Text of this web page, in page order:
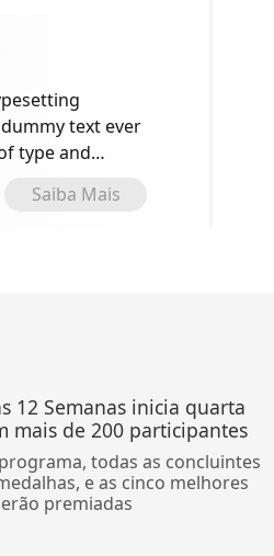
text ever
type and
Saiba Mais
12 Semanas inicia quarta
mais de 200 participantes
todas as concluintes
e as cinco melhores
premiadas